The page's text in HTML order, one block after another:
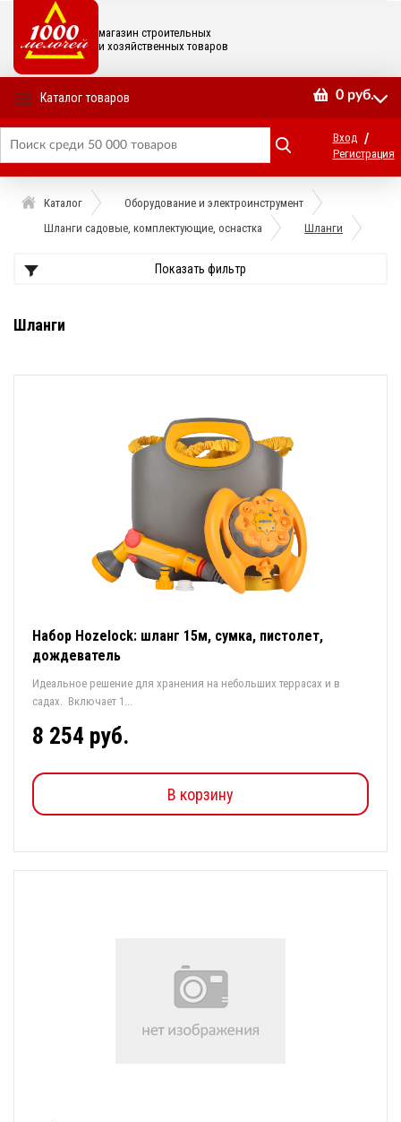
магазин строительных
и хозяйственных товаров
Каталог товаров 0 руб.
Вход /
Регистрация
Каталог
Оборудование и электроинструмент
Шланги садовые, комплектующие, оснастка
Шланги
Показать фильтр
Шланги
Набор Hozelock: шланг 15м, сумка, пистолет,
дождеватель
Идеальное решение для хранения на небольших террасах и в
садах. Включает 1...
8 254 руб.
В корзину